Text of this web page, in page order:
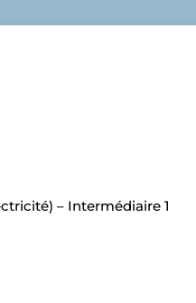
– Intermédiaire 1